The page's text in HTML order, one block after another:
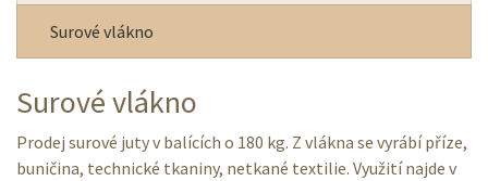
Surové vlákno
Surové vlákno
Prodej surové juty v balících o 180 kg. Z vlákna se vyrábí příze,
buničina, technické tkaniny, netkané textilie. Využití najde v